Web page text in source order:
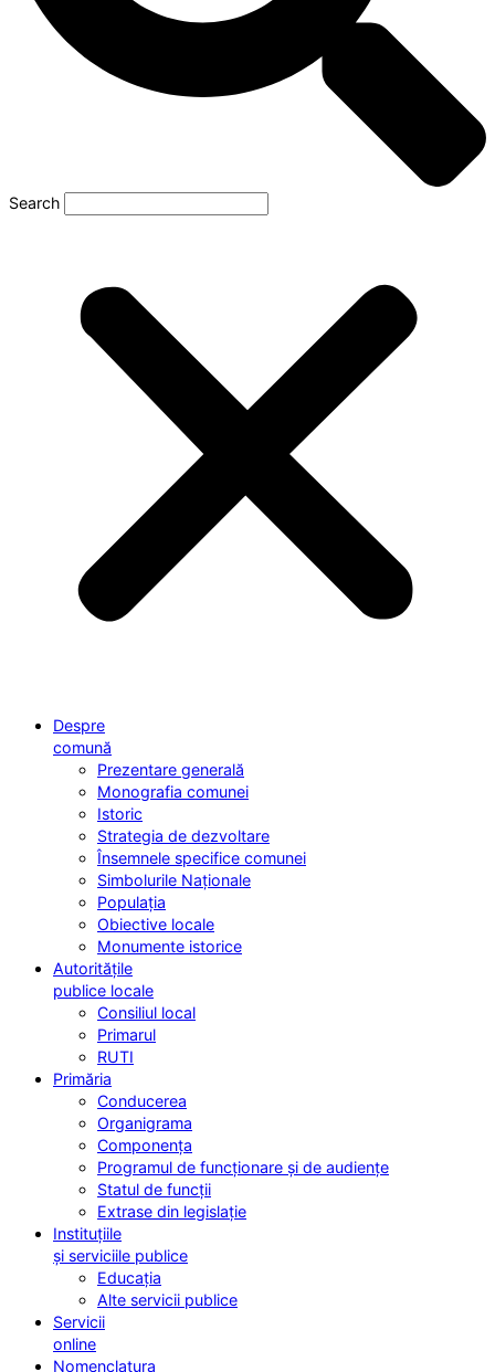
Search
Despre
comună
Prezentare generală
Monografia comunei
Istoric
Strategia de dezvoltare
Însemnele specifice comunei
Simbolurile Naționale
Populația
Obiective locale
Monumente istorice
Autoritățile
publice locale
Consiliul local
Primarul
RUTI
Primăria
Conducerea
Organigrama
Componența
Programul de funcționare și de audiențe
Statul de funcții
Extrase din legislație
Instituțiile
și serviciile publice
Educația
Alte servicii publice
Servicii
online
Nomenclatura